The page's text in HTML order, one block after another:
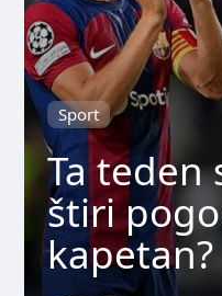
Sport
Ta teden
štiri
kapetan?